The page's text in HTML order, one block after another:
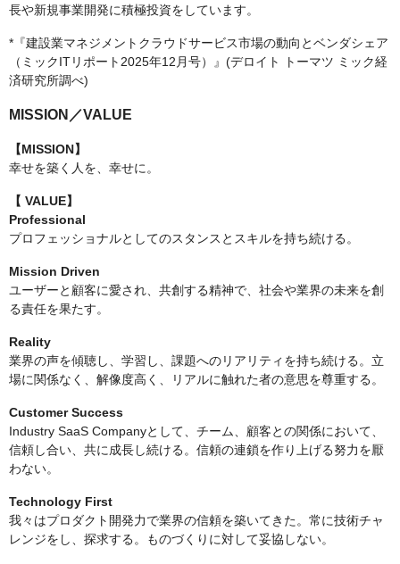
長や新規事業開発に積極投資をしています。
*『建設業マネジメントクラウドサービス市場の動向とベンダシェア
（ミックITリポート2025年12月号）』(デロイト トーマツ ミック経
済研究所調べ)
MISSION／VALUE
【MISSION】
幸せを築く人を、幸せに。
【 VALUE】
Professional
プロフェッショナルとしてのスタンスとスキルを持ち続ける。
Mission Driven
ユーザーと顧客に愛され、共創する精神で、社会や業界の未来を創
る責任を果たす。
Reality
業界の声を傾聴し、学習し、課題へのリアリティを持ち続ける。立
場に関係なく、解像度高く、リアルに触れた者の意思を尊重する。
Customer Success
Industry SaaS Companyとして、チーム、顧客との関係において、
信頼し合い、共に成長し続ける。信頼の連鎖を作り上げる努力を厭
わない。
Technology First
我々はプロダクト開発力で業界の信頼を築いてきた。常に技術チャ
レンジをし、探求する。ものづくりに対して妥協しない。